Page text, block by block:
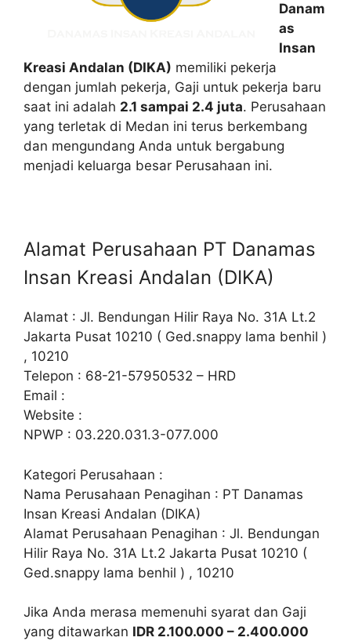
Danam
as
Insan
Kreasi Andalan (DIKA) memiliki pekerja
dengan jumlah pekerja, Gaji untuk pekerja baru
saat ini adalah 2.1 sampai 2.4 juta. Perusahaan
yang terletak di Medan ini terus berkembang
dan mengundang Anda untuk bergabung
menjadi keluarga besar Perusahaan ini.
Alamat Perusahaan PT Danamas
Insan Kreasi Andalan (DIKA)
Alamat : Jl. Bendungan Hilir Raya No. 31A Lt.2
Jakarta Pusat 10210 ( Ged.snappy lama benhil )
, 10210
Telepon : 68-21-57950532 – HRD
Email :
Website :
NPWP : 03.220.031.3-077.000
Kategori Perusahaan :
Nama Perusahaan Penagihan : PT Danamas
Insan Kreasi Andalan (DIKA)
Alamat Perusahaan Penagihan : Jl. Bendungan
Hilir Raya No. 31A Lt.2 Jakarta Pusat 10210 (
Ged.snappy lama benhil ) , 10210
Jika Anda merasa memenuhi syarat dan Gaji
yang ditawarkan IDR 2.100.000 – 2.400.000